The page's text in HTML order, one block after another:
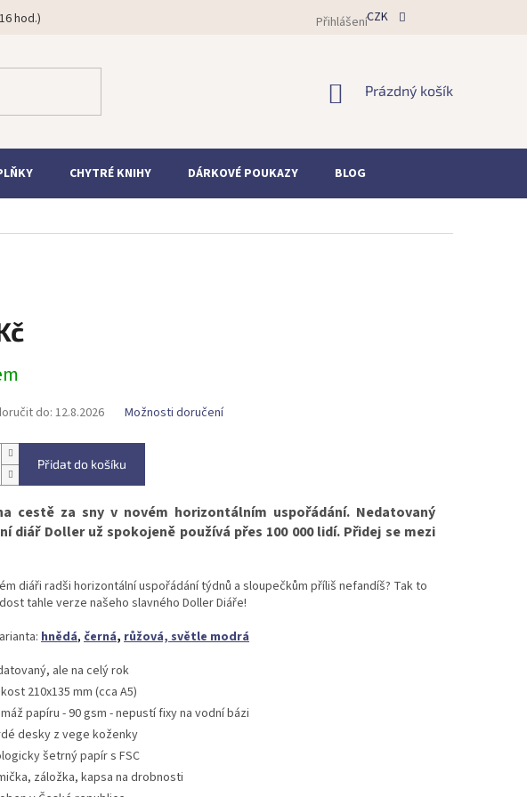
CZK
Přihlášení
NÁKUPNÍ
Prázdný košík
CHYTRÉ KNIHY DÁRKOVÉ POUKAZY BLOG
do: 12.8.2026 Možnosti doručení
Přidat do košíku
cestě za sny v novém horizontálním uspořádání. Nedatovaný
diář Doller už spokojeně používá přes 100 000 lidí. Přidej se mezi
diáři radši horizontální uspořádání týdnů a sloupečkům příliš nefandíš? Tak to
tahle verze našeho slavného Doller Diáře!
hnědá, černá, růžová, světle modrá
ale na celý rok
210x135 mm (cca A5)
papíru - 90 gsm - nepustí fixy na vodní bázi
desky z vege koženky
šetrný papír s FSC
záložka, kapsa na drobnosti